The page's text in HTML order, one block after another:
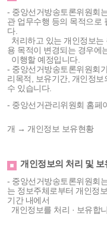
- 중앙선거방송토론위원회
관 업무수행 등의 목적으로
다.
처리하고 있는 개인정보
용 목적이 변경되는 경우에
이행할 예정입니다.
- 중앙선거방송토론위원회
리목적, 보유기간, 개인정
수 있습니다.
- 중앙선거관리위원회 홈페
개 → 개인정보 보유현황
개인정보의 처리 및 보
- 중앙선거방송토론위원회
는 정보주체로부터 개인정
기간 내에서
개인정보를 처리 · 보유합